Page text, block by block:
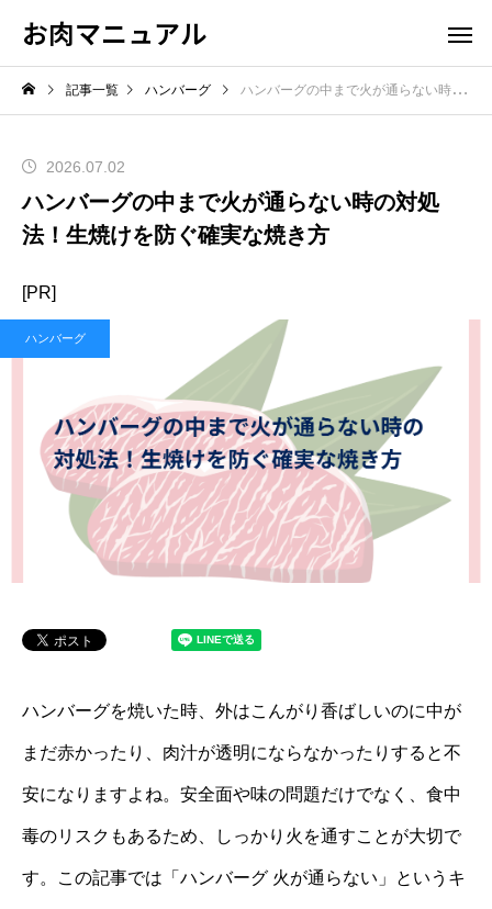
お肉マニュアル
記事一覧 ハンバーグ ハンバーグの中まで火が通らない時の対処法！生焼けを防ぐ確実な焼き方
2026.07.02
ハンバーグの中まで火が通らない時の対処
法！生焼けを防ぐ確実な焼き方
[PR]
ハンバーグ
ハンバーグを焼いた時、外はこんがり香ばしいのに中が
まだ赤かったり、肉汁が透明にならなかったりすると不
安になりますよね。安全面や味の問題だけでなく、食中
毒のリスクもあるため、しっかり火を通すことが大切で
す。この記事では「ハンバーグ 火が通らない」というキ